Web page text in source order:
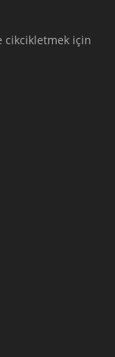
cikcikletmek için